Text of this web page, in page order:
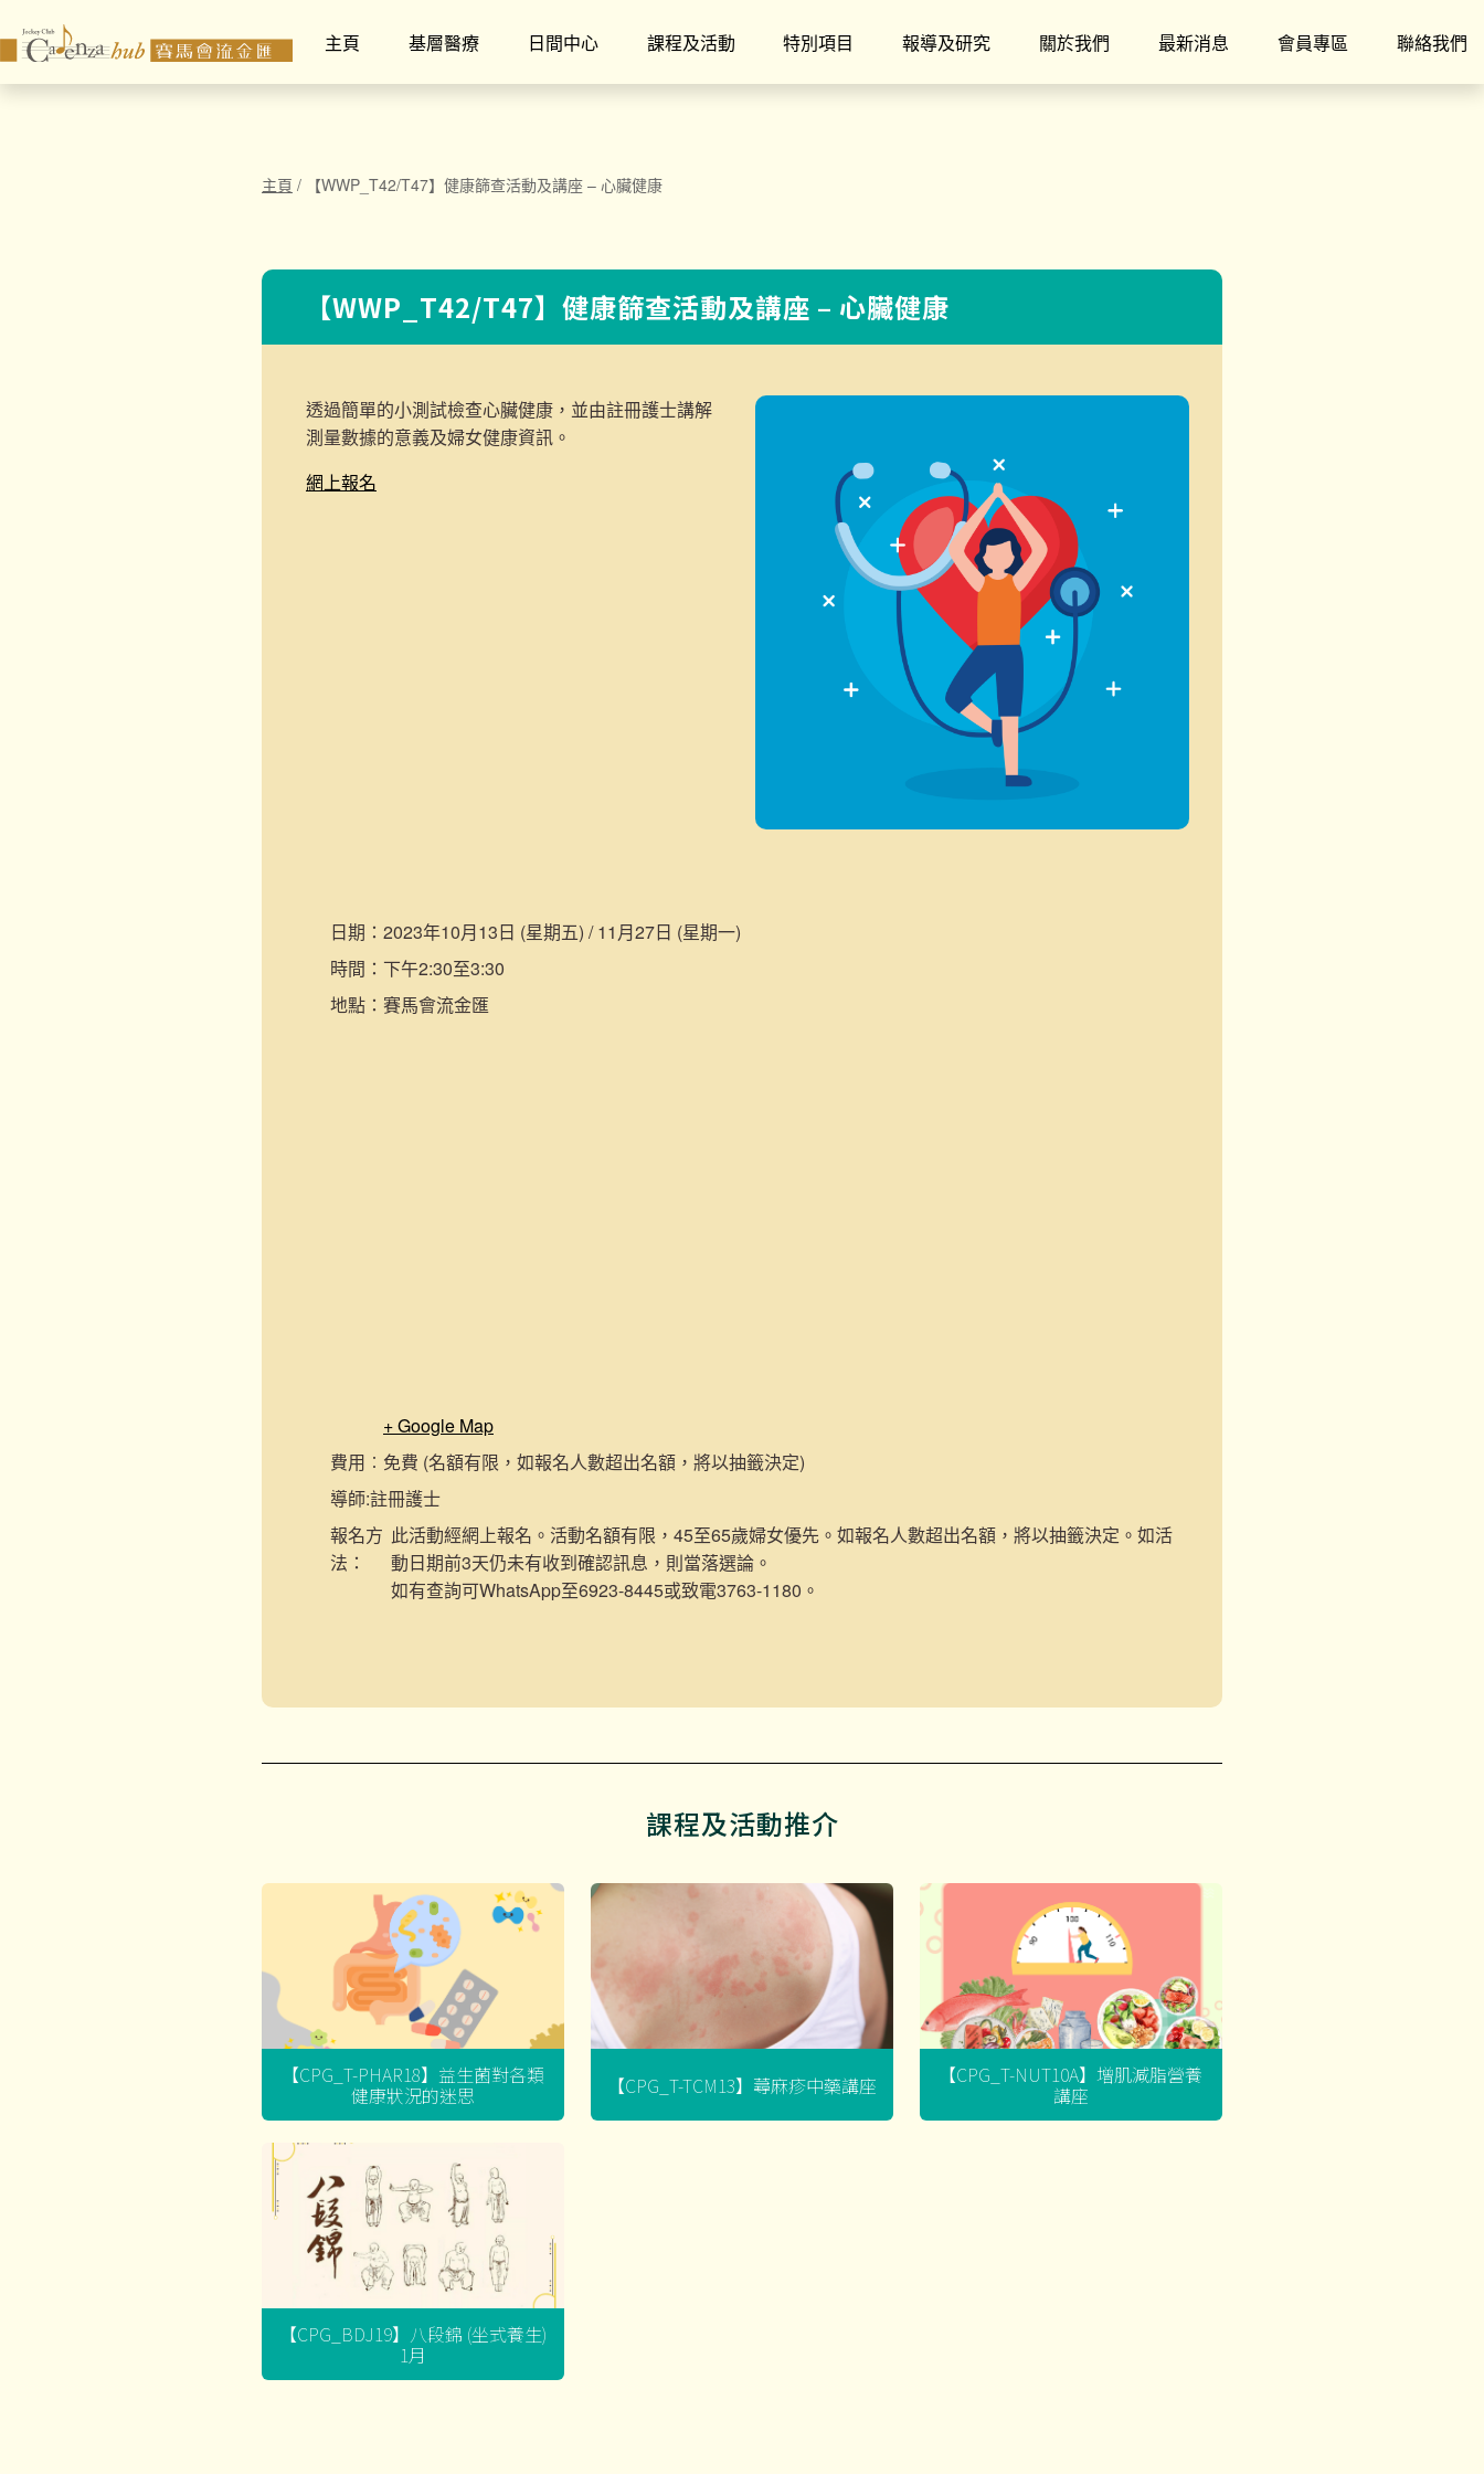
主頁 基層醫療 日間中心 課程及活動 特別項目 報導及研究 關於我們 最新消息 會員專區 聯絡我們
主頁 / 【WWP_T42/T47】健康篩查活動及講座 – 心臟健康
【WWP_T42/T47】健康篩查活動及講座 – 心臟健康
透過簡單的小測試檢查心臟健康，並由註冊護士講解
測量數據的意義及婦女健康資訊。
網上報名
日期： 2023年10月13日 (星期五) / 11月27日 (星期一)
時間： 下午2:30至3:30
地點： 賽馬會流金匯
+ Google Map
費用︰ 免費 (名額有限，如報名人數超出名額，將以抽籤決定)
導師:註冊護士
報名方
法：
此活動經網上報名。活動名額有限，45至65歲婦女優先。如報名人數超出名額，將以抽籤決定。如活
動日期前3天仍未有收到確認訊息，則當落選論。
如有查詢可WhatsApp至6923-8445或致電3763-1180。
課程及活動推介
【CPG_T-PHAR18】益生菌對各類
健康狀況的迷思 【CPG_T-TCM13】蕁麻疹中藥講座 【CPG_T-NUT10A】增肌減脂營養
講座
【CPG_BDJ19】八段錦 (坐式養生)
1月